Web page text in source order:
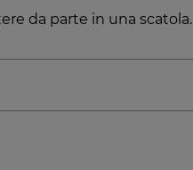
da parte in una scatola.